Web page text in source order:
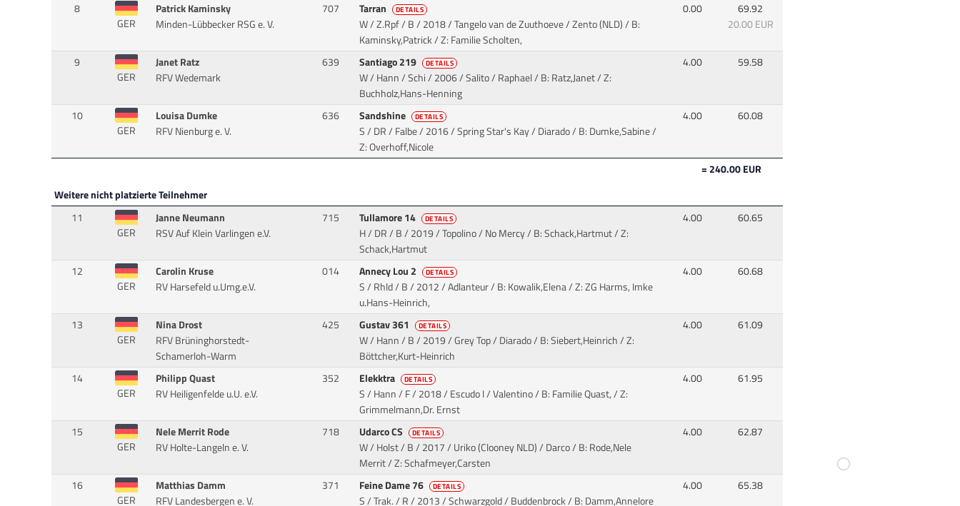
8
GER
Patrick Kaminsky
Minden-Lübbecker RSG e. V.
707 Tarran DETAILS
W / Z.Rpf / B / 2018 / Tangelo van de Zuuthoeve / Zento (NLD)/ B:
Kaminsky,Patrick / Z: Familie Scholten,
0.00
69.92
20.00 EUR
9
GER
Janet Ratz
RFV Wedemark
639 Santiago 219 DETAILS
W / Hann / Schi / 2006 / Salito / Raphael/ B: Ratz,Janet / Z:
Buchholz,Hans-Henning
4.00 59.58
10
GER
Louisa Dumke
RFV Nienburg e. V.
636 Sandshine DETAILS
S / DR / Falbe / 2016 / Spring Star's Kay / Diarado/ B: Dumke,Sabine /
Z: Overhoff,Nicole
4.00 60.08
= 240.00 EUR
Weitere nicht platzierte Teilnehmer
11
GER
Janne Neumann
RSV Auf Klein Varlingen e.V.
715 Tullamore 14 DETAILS
H / DR / B / 2019 / Topolino / No Mercy/ B: Schack,Hartmut / Z:
Schack,Hartmut
4.00 60.65
12
GER
Carolin Kruse
RV Harsefeld u.Umg.e.V.
014 Annecy Lou 2 DETAILS
S / Rhld / B / 2012 / Adlanteur/ B: Kowalik,Elena / Z: ZG Harms, Imke
u.Hans-Heinrich,
4.00 60.68
13
GER
Nina Drost
RFV Brüninghorstedt-
Schamerloh-Warm
425 Gustav 361 DETAILS
W / Hann / B / 2019 / Grey Top / Diarado/ B: Siebert,Heinrich / Z:
Böttcher,Kurt-Heinrich
4.00 61.09
14
GER
Philipp Quast
RV Heiligenfelde u.U. e.V.
352 Elekktra DETAILS
S / Hann / F / 2018 / Escudo I / Valentino/ B: Familie Quast, / Z:
Grimmelmann,Dr. Ernst
4.00 61.95
15
GER
Nele Merrit Rode
RV Holte-Langeln e. V.
718 Udarco CS DETAILS
W / Holst / B / 2017 / Uriko (Clooney NLD) / Darco/ B: Rode,Nele
Merrit / Z: Schafmeyer,Carsten
4.00 62.87
16
GER
Matthias Damm
RFV Landesbergen e. V.
371 Feine Dame 76 DETAILS
S / Trak. / R / 2013 / Schwarzgold / Buddenbrock/ B: Damm,Annelore
4.00 65.38